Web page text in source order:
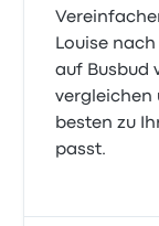
Louise
auf Busbud
vergleichen
besten zu
passt.